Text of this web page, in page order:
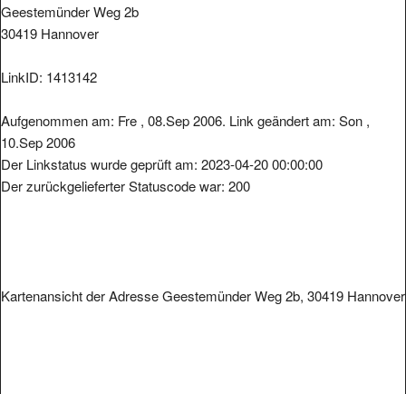
Geestemünder Weg 2b
30419 Hannover
LinkID: 1413142
Aufgenommen am: Fre , 08.Sep 2006. Link geändert am: Son ,
10.Sep 2006
Der Linkstatus wurde geprüft am: 2023-04-20 00:00:00
Der zurückgelieferter Statuscode war: 200
Kartenansicht der Adresse Geestemünder Weg 2b, 30419 Hannover